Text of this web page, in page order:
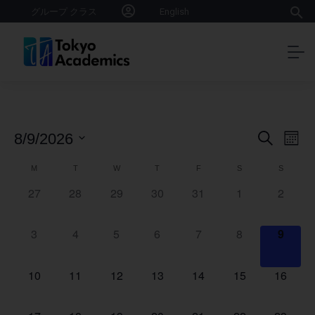
English
and
Search
Month
8/9/2026
date.
Calendar
of
M T W T F S S
0
27
0
28
0
29
0
30
0
31
01
0
2
0
3
0
4
0
5
0
6
0
7
0
8
0
9
010
011
012
013
014
015
016